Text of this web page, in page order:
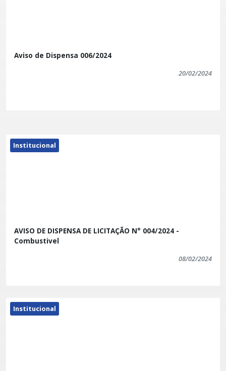
Aviso de Dispensa 006/2024
20/02/2024
Institucional
AVISO DE DISPENSA DE LICITAÇÃO N° 004/2024 -
Combustivel
08/02/2024
Institucional